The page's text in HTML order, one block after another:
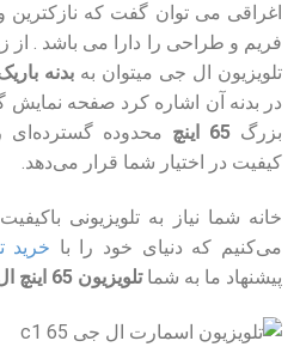
اغراقی می توان گفت که نازکترین و
فریم و طراحی را دارا می باشد . از
تلویزیون ال جی میتوان به بدنه
در بدنه آن اشاره کرد صفحه نمایش
بزرگ 65 اینچ
محدوده گسترده‌ای
کیفیت در اختیار شما قرار می‌دهد.
خانه شما نیاز به تلویزیونی
می‌کنیم که دنیای خود را با خرید
پیشنهاد ما به شماتلویزیون 65 اینچ ال جی مدل 65C1